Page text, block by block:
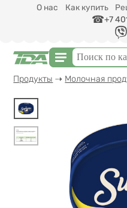
Перейти к основному
О нас Как купить
+7
Форма
Поиск
Вы здесь
Продукты ⇢ Молочная